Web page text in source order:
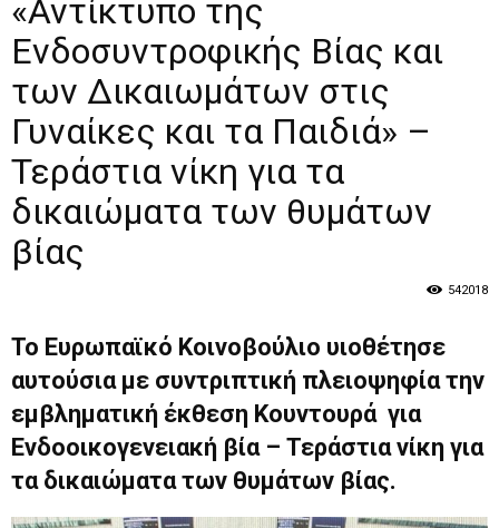
«Αντίκτυπο της
Ενδοσυντροφικής Βίας και
των Δικαιωμάτων στις
Γυναίκες και τα Παιδιά» –
Τεράστια νίκη για τα
δικαιώματα των θυμάτων
βίας
542018
Το Ευρωπαϊκό Κοινοβούλιο υιοθέτησε
αυτούσια με συντριπτική πλειοψηφία την
εμβληματική έκθεση Κουντουρά για
Ενδοοικογενειακή βία – Τεράστια νίκη για
τα δικαιώματα των θυμάτων βίας.